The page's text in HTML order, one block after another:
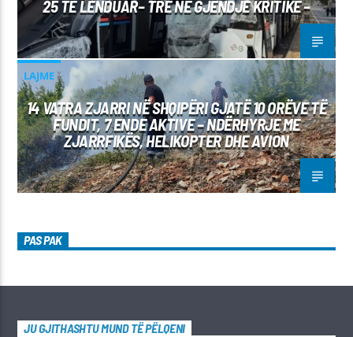
25 TË LËNDUAR– TRE NË GJENDJE KRITIKE –
LAJME
14 VATRA ZJARRI NË SHQIPËRI GJATË 10 ORËVE TË
FUNDIT, 7 ENDE AKTIVE – NDËRHYRJE ME
ZJARRFIKËS, HELIKOPTER DHE AVION
PAS PAK
JU GJITHASHTU MUND TË PËLQENI